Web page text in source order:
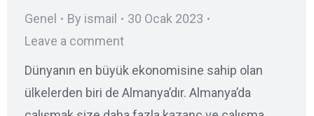
Genel By ismail
30 Ocak 2023
Leave a comment
Dünyanın en büyük ekonomisine sahip olan
ülkelerden biri de Almanya’dır. Almanya’da